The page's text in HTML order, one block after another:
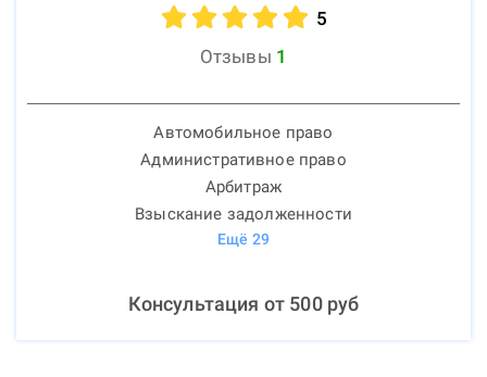
5
Отзывы 1
Автомобильное право
Административное право
Арбитраж
Взыскание задолженности
Ещё 29
Консультация от 500руб